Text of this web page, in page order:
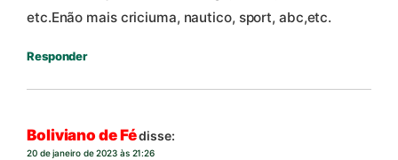
etc.Enão mais criciuma, nautico, sport, abc,etc.
Responder
Boliviano de Fédisse:
20 de janeiro de 2023 às 21:26